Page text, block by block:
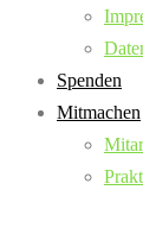
Spenden
Mitmachen